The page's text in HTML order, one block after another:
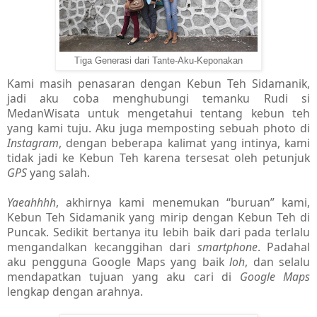
Tiga Generasi dari Tante-Aku-Keponakan
Kami masih penasaran dengan Kebun Teh Sidamanik,
jadi aku coba menghubungi temanku Rudi si
MedanWisata untuk mengetahui tentang kebun teh
yang kami tuju. Aku juga memposting sebuah photo di
Instagram, dengan beberapa kalimat yang intinya, kami
tidak jadi ke Kebun Teh karena tersesat oleh petunjuk
GPSyang salah.
Yaeahhhh, akhirnya kami menemukan “buruan” kami,
Kebun Teh Sidamanik yang mirip dengan Kebun Teh di
Puncak. Sedikit bertanya itu lebih baik dari pada terlalu
mengandalkan kecanggihan dari smartphone. Padahal
aku pengguna Google Maps yang baik loh, dan selalu
mendapatkan tujuan yang aku cari di Google Maps
lengkap dengan arahnya.